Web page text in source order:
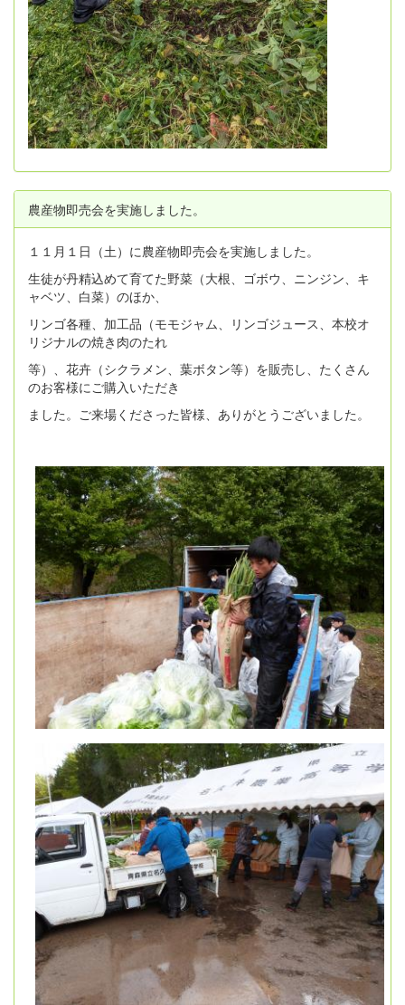
農産物即売会を実施しました。
１１月１日（土）に農産物即売会を実施しました。
生徒が丹精込めて育てた野菜（大根、ゴボウ、ニンジン、キ
ャベツ、白菜）のほか、
リンゴ各種、加工品（モモジャム、リンゴジュース、本校オ
リジナルの焼き肉のたれ
等）、花卉（シクラメン、葉ボタン等）を販売し、たくさん
のお客様にご購入いただき
ました。ご来場くださった皆様、ありがとうございました。